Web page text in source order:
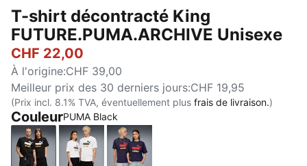
T-shirt décontracté King
FUTURE.PUMA.ARCHIVE Unisexe
CHF 22,00
À l'origine:CHF 39,00
Meilleur prix des 30 derniers jours:CHF 19,95
(Prix incl. 8.1% TVA, éventuellement plus frais de livraison.)
CouleurPUMA Black
PUMA BlackPUMA WhiteDeep Plum